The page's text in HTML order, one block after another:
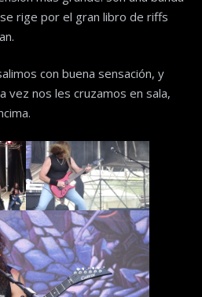
rige por el gran libro de riffs
con buena sensación, y
vez nos les cruzamos en sala,